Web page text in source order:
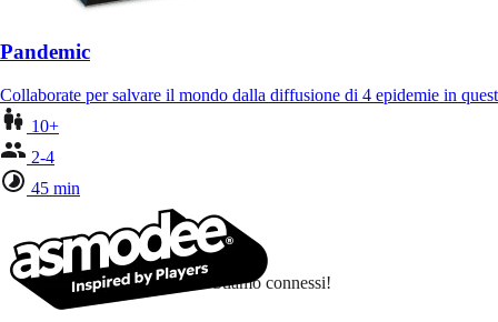
Pandemic
Collaborate per salvare il mondo dalla diffusione di 4 epidemie in
10+
2-4
45 min
Stiamo connessi!